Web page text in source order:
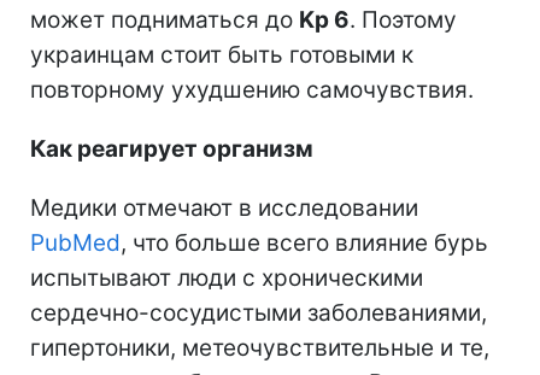
может подниматься до Kp 6. Поэтому
украинцам стоит быть готовыми к
повторному ухудшению самочувствия.
Как реагирует организм
Медики отмечают в исследовании
PubMed, что больше всего влияние бурь
испытывают люди с хроническими
сердечно-сосудистыми заболеваниями,
гипертоники, метеочувствительные и те,